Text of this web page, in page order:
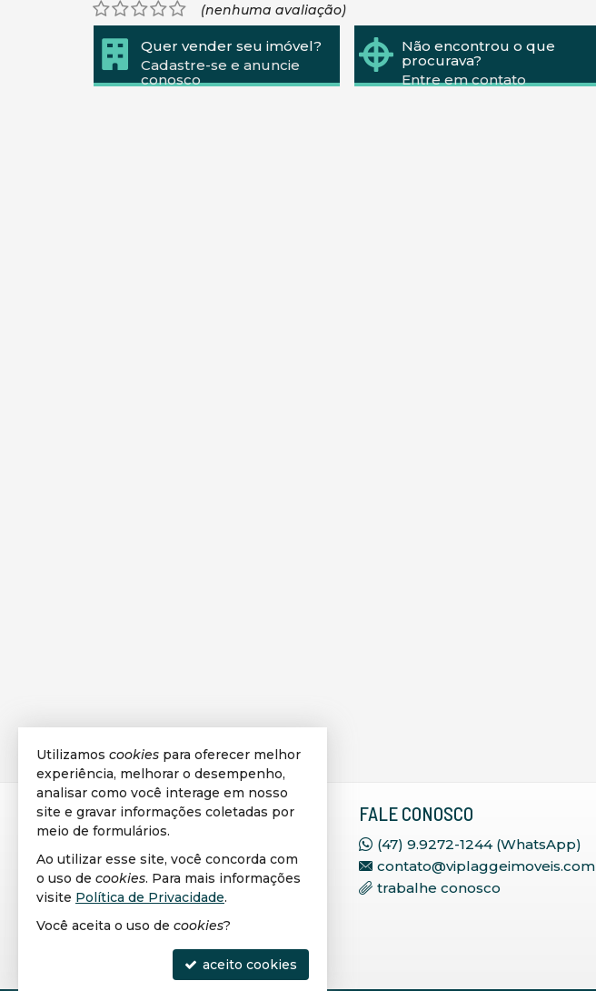
(nenhuma avaliação)
Quer vender seu imóvel?
Cadastre-se e anuncie
conosco
Não encontrou o que
procurava?
Entre em contato
VIPLAGGE IMÓVEIS
SELECIONADOS
Rua 236, 71, Sala 402, Ed.
Corporativo São José
Itapema -SC
mapa google
FALE CONOSCO
(47) 9.9272-1244 (WhatsApp)
contato@viplaggeimoveis.com
trabalhe conosco
Utilizamos cookies para oferecer melhor
experiência, melhorar o desempenho,
analisar como você interage em nosso
site e gravar informações coletadas por
meio de formulários.
Ao utilizar esse site, você concorda com
o uso de cookies. Para mais informações
visite Política de Privacidade.
Você aceita o uso de cookies?
aceito cookies